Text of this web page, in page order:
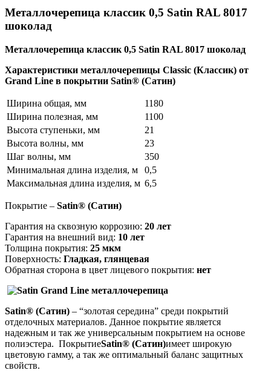
Металлочерепица классик 0,5 Satin RAL 8017
шоколад
Металлочерепица классик 0,5 Satin RAL 8017 шоколад
Характеристики металлочерепицы Classic (Классик) от
Grand Line в покрытии Satin® (Сатин)
Ширина общая, мм
1180
Ширина полезная, мм
1100
Высота ступеньки, мм
21
Высота волны, мм
23
Шаг волны, мм
350
Минимальная длина изделия, м
0,5
Максимальная длина изделия, м 6,5
Покрытие – Satin® (Сатин)
Гарантия на сквозную коррозию: 20 лет
Гарантия на внешний вид: 10 лет
Толщина покрытия: 25 мкм
Поверхность: Гладкая, глянцевая
Обратная сторона в цвет лицевого покрытия: нет
Satin® (Сатин) – “золотая середина” среди покрытий
отделочных материалов. Данное покрытие является
надежным и так же универсальным покрытием на основе
полиэстера. ПокрытиеSatin® (Сатин)имеет широкую
цветовую гамму, а так же оптимальный баланс защитных
свойств.